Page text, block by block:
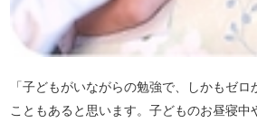
「子どもがいながらの勉強で、しかもゼ
こともあると思います。子どものお昼寝中